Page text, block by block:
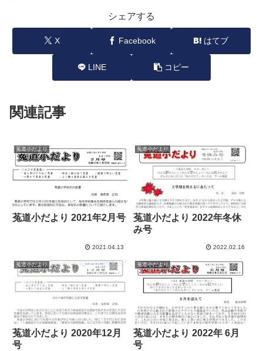
シェアする
X Facebook はてブ
LINE コピー
関連記事
菟道小だより
菟道小だより 2021年2月号
2021.04.13
菟道小だより
菟道小だより 2022年冬休
み号
2022.02.16
菟道小だより
菟道小だより 2020年12月
号
菟道小だより
菟道小だより 2022年 6月
号